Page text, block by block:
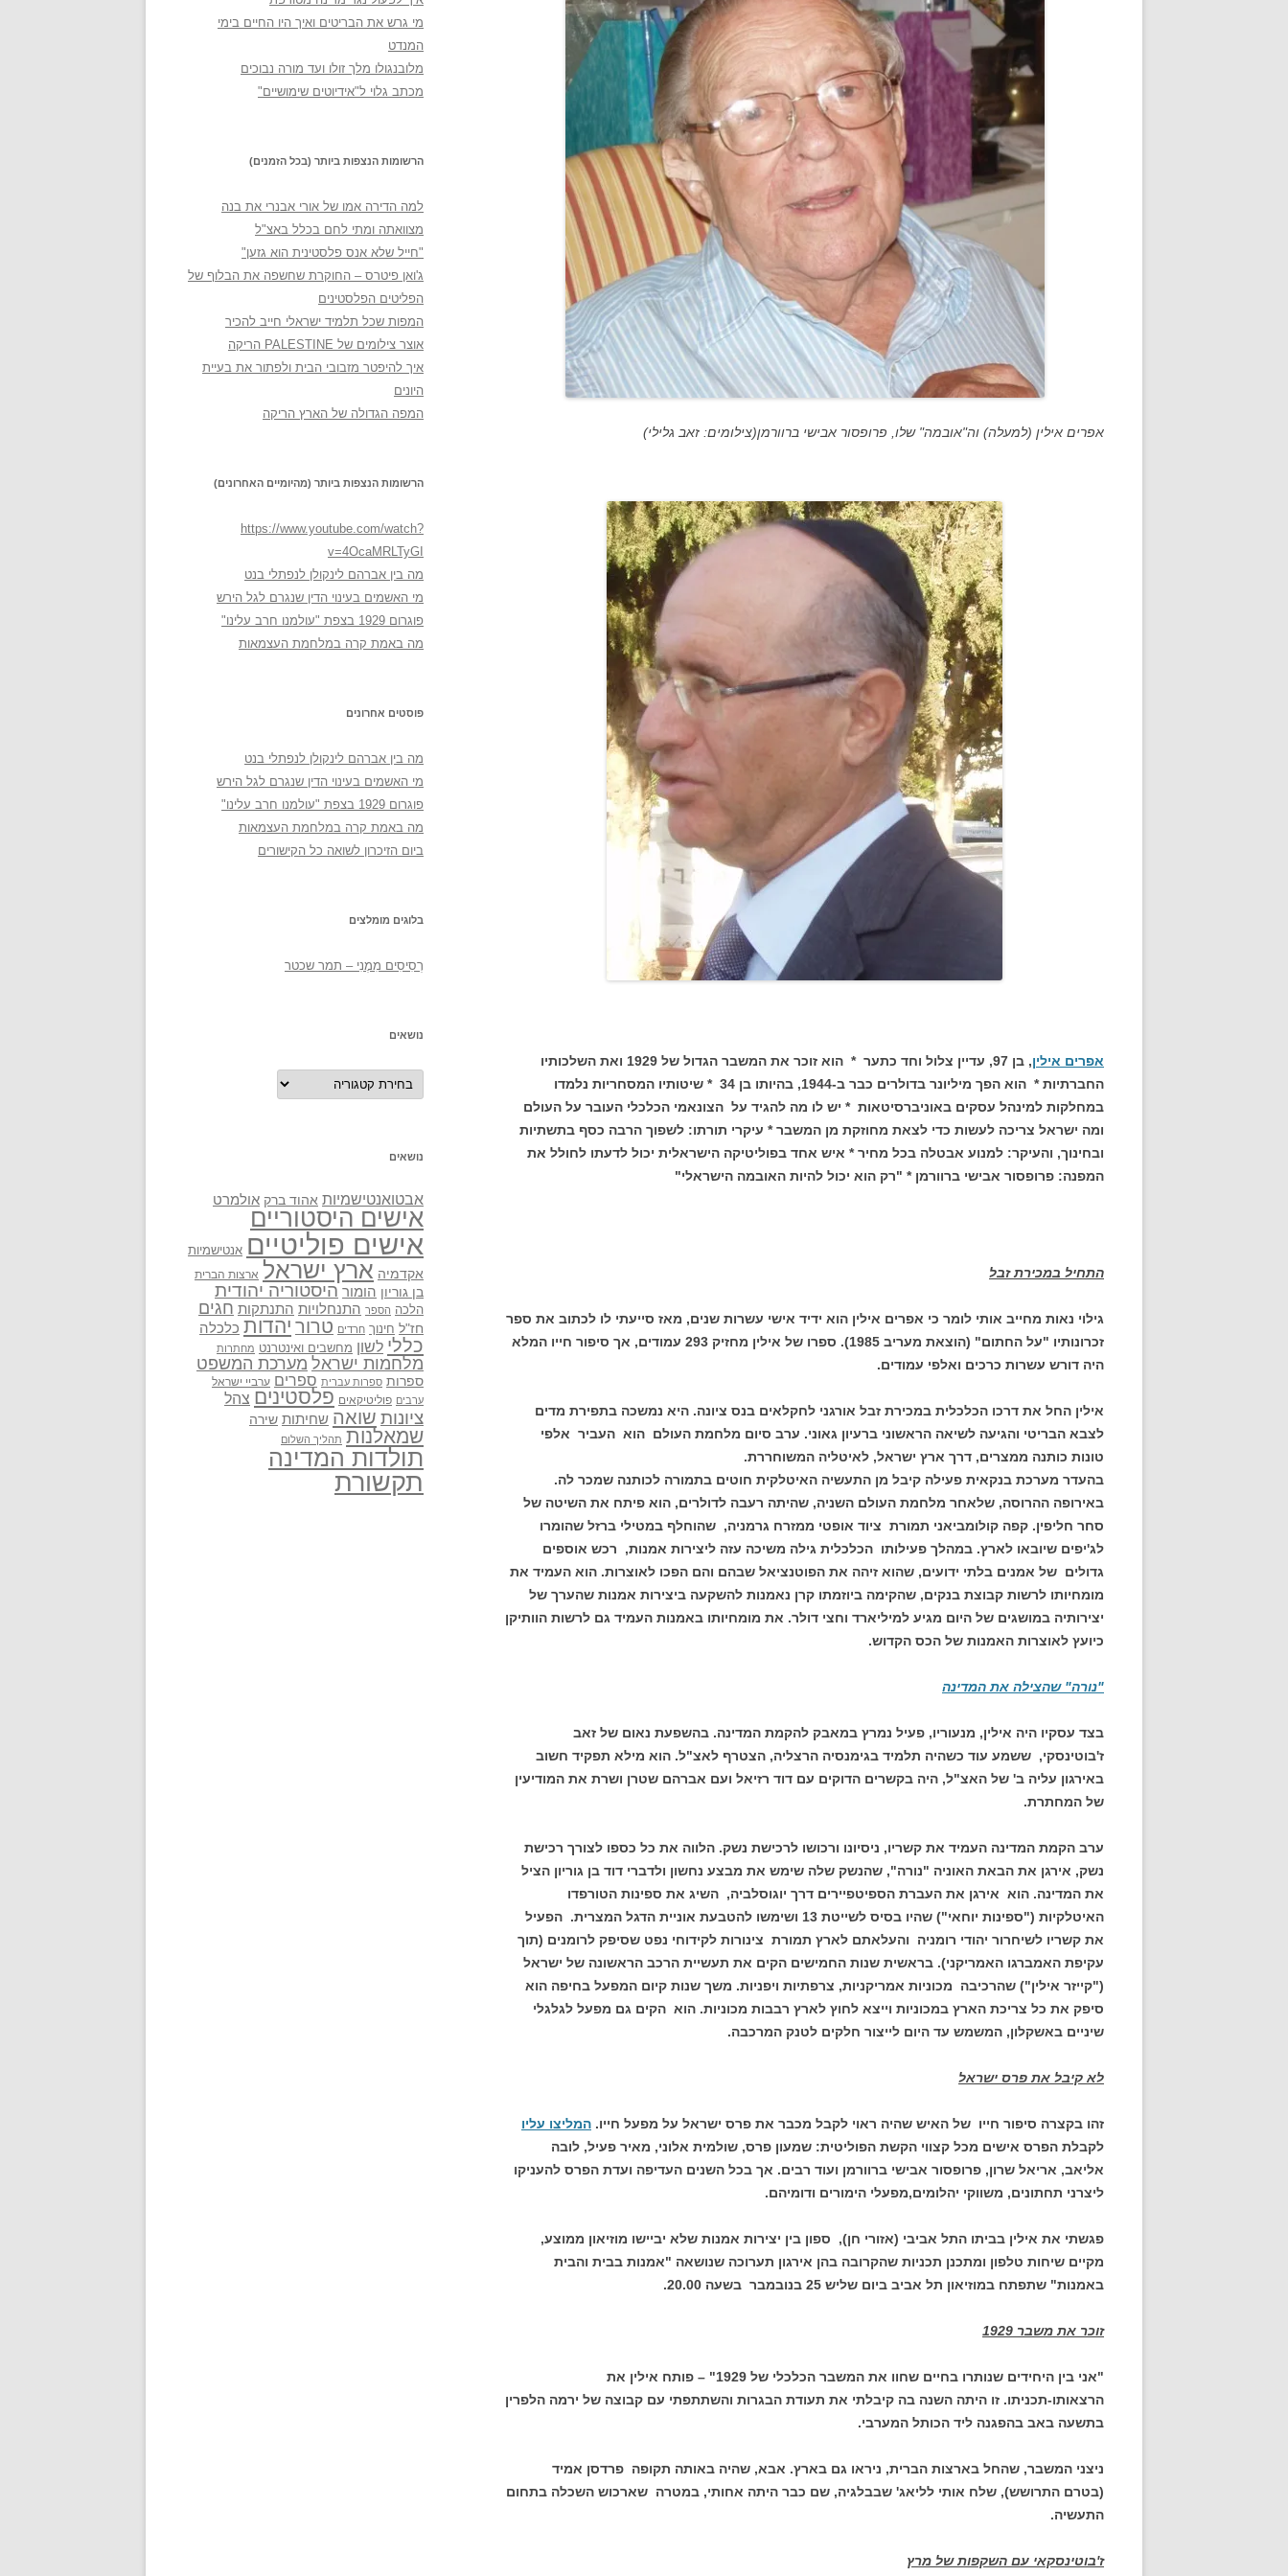
אפרים אילין (למעלה) וה"אובמה" שלו, פרופסור אבישי ברוורמן(צילומים: זאב גלילי)
אפרים אילין
, בן 97, עדיין צלול וחד כתער * הוא זוכר את המשבר הגדול של 1929 ואת השלכותיו
החברתיות * הוא הפך מיליונר בדולרים כבר ב-1944, בהיותו בן 34 * שיטותיו המסחריות נלמדו
במחלקות למינהל עסקים באוניברסיטאות * יש לו מה להגיד על הצונאמי הכלכלי העובר על העולם
ומה ישראל צריכה לעשות כדי לצאת מחוזקת מן המשבר * עיקרי תורתו: לשפוך הרבה כסף בתשתיות
ובחינוך, והעיקר: למנוע אבטלה בכל מחיר * איש אחד בפוליטיקה הישראלית יכול לדעתו לחולל את
המפנה: פרופסור אבישי ברוורמן * "רק הוא יכול להיות האובמה הישראלי"
התחיל במכירת זבל
גילוי נאות מחייב אותי לומר כי אפרים אילין הוא ידיד אישי עשרות שנים, מאז סייעתי לו לכתוב את ספר
זכרונותיו "על החתום" (הוצאת מעריב 1985). ספרו של אילין מחזיק 293 עמודים, אך סיפור חייו המלא
היה דורש עשרות כרכים ואלפי עמודים.
אילין החל את דרכו הכלכלית במכירת זבל אורגני לחקלאים בנס ציונה. היא נמשכה בתפירת מדים
לצבא הבריטי והגיעה לשיאה הראשוני ברעיון גאוני. ערב סיום מלחמת העולם הוא העביר אלפי
טונות כותנה ממצרים, דרך ארץ ישראל, לאיטליה המשוחררת.
בהעדר מערכת בנקאית פעילה קיבל מן התעשיה האיטלקית חוטים בתמורה לכותנה שמכר לה.
באירופה ההרוסה, שלאחר מלחמת העולם השניה, שהיתה רעבה לדולרים, הוא פיתח את השיטה של
סחר חליפין. קפה קולומביאני תמורת ציוד אופטי ממזרח גרמניה, שהוחלף במטילי ברזל שהומרו
לג'יפים שיובאו לארץ. במהלך פעילותו הכלכלית גילה משיכה עזה ליצירות אמנות, רכש אוספים
גדולים של אמנים בלתי ידועים, שהוא זיהה את הפוטנציאל שבהם והם הפכו לאוצרות. הוא העמיד את
מומחיותו לרשות קבוצת בנקים, שהקימה ביוזמתו קרן נאמנות להשקעה ביצירות אמנות שהערך של
יצירותיה במושגים של היום מגיע למיליארד וחצי דולר. את מומחיותו באמנות העמיד גם לרשות הוותיקן
כיועץ לאוצרות האמנות של הכס הקדוש.
"נורה" שהצילה את המדינה
בצד עסקיו היה אילין, מנעוריו, פעיל נמרץ במאבק להקמת המדינה. בהשפעת נאום של זאב
ז'בוטינסקי, ששמע עוד כשהיה תלמיד בגימנסיה הרצליה, הצטרף לאצ"ל. הוא מילא תפקיד חשוב
באירגון עליה ב' של האצ"ל, היה בקשרים הדוקים עם דוד רזיאל ועם אברהם שטרן ושרת את המודיעין
של המחתרת.
ערב הקמת המדינה העמיד את קשריו, ניסיונו ורכושו לרכישת נשק. הלווה את כל כספו לצורך רכישת
נשק, אירגן את הבאת האוניה "נורה", שהנשק שלה שימש את מבצע נחשון ולדברי דוד בן גוריון הציל
את המדינה. הוא אירגן את העברת הספיטפיירים דרך יוגוסלביה, השיג את ספינות הטורפדו
האיטלקיות ("ספינות יוחאי") שהיו בסיס לשייטת 13 ושימשו להטבעת אוניית הדגל המצרית. הפעיל
את קשריו לשיחרור יהודי רומניה והעלאתם לארץ תמורת צינורות לקידוחי נפט שסיפק לרומנים (תוך
עקיפת האמברגו האמריקני). בראשית שנות החמישים הקים את תעשיית הרכב הראשונה של ישראל
("קייזר אילין") שהרכיבה מכוניות אמריקניות, צרפתיות ויפניות. משך שנות קיום המפעל בחיפה הוא
סיפק את כל צריכת הארץ במכוניות וייצא לחוץ לארץ רבבות מכוניות. הוא הקים גם מפעל לגלגלי
שיניים באשקלון, המשמש עד היום לייצור חלקים לטנק המרכבה.
לא קיבל את פרס ישראל
זהו בקצרה סיפור חייו של האיש שהיה ראוי לקבל מכבר את פרס ישראל על מפעל חייו. המליצו עליו
לקבלת הפרס אישים מכל קצווי הקשת הפוליטית: שמעון פרס, שולמית אלוני, מאיר פעיל, לובה
אליאב, אריאל שרון, פרופסור אבישי ברוורמן ועוד רבים. אך בכל השנים העדיפה ועדת הפרס להעניקו
ליצרני תחתונים, משווקי יהלומים,מפעלי הימורים ודומיהם.
פגשתי את אילין בביתו התל אביבי (אזורי חן), ספון בין יצירות אמנות שלא יביישו מוזיאון ממוצע,
מקיים שיחות טלפון ומתכנן תכניות שהקרובה בהן אירגון תערוכה שנושאה "אמנות בבית והבית
באמנות" שתפתח במוזיאון תל אביב ביום שליש 25 בנובמבר בשעה 20.00.
זוכר את משבר 1929
"אני בין היחידים שנותרו בחיים שחוו את המשבר הכלכלי של 1929" – פותח אילין את
הרצאותו-תכניתו. זו היתה השנה בה קיבלתי את תעודת הבגרות והשתתפתי עם קבוצה של ירמה הלפרין
בתשעה באב בהפגנה ליד הכותל המערבי.
ניצני המשבר, שהחל בארצות הברית, ניראו גם בארץ. אבא, שהיה באותה תקופה פרדסן אמיד
(בטרם התרושש), שלח אותי לליאג' שבבלגיה, שם כבר היתה אחותי, במטרה שארכוש השכלה בתחום
התעשיה.
ז'בוטינסקאי עם השקפות של מרץ
מי גרש את הבריטים ואיך היו החיים בימי
המנדט
מלובנגולו מלך זולו ועד מורה נבוכים
מכתב גלוי ל"אידיוטים שימושיים"
הרשומות הנצפות ביותר (בכל הזמנים)
למה הדירה אמו של אורי אבנרי את בנה
מצוואתה ומתי לחם בכלל באצ"ל
"חייל שלא אנס פלסטינית הוא גזען"
ג'ואן פיטרס – החוקרת שחשפה את הבלוף של
הפליטים הפלסטינים
המפות שכל תלמיד ישראלי חייב להכיר
אוצר צילומים של PALESTINE הריקה
איך להיפטר מזבובי הבית ולפתור את בעיית
היונים
המפה הגדולה של הארץ הריקה
הרשומות הנצפות ביותר (מהיומיים האחרונים)
https://www.youtube.com/watch?
v=4OcaMRLTyGI
מה בין אברהם לינקולן לנפתלי בנט
מי האשמים בעינוי הדין שנגרם לגל הירש
פוגרום 1929 בצפת "עולמנו חרב עלינו"
מה באמת קרה במלחמת העצמאות
פוסטים אחרונים
מה בין אברהם לינקולן לנפתלי בנט
מי האשמים בעינוי הדין שנגרם לגל הירש
פוגרום 1929 בצפת "עולמנו חרב עלינו"
מה באמת קרה במלחמת העצמאות
ביום הזיכרון לשואה כל הקישורים
בלוגים מומלצים
רְסִיסִים מִמֶנִי – תמר שכטר
נושאים
נושאים
נושאים
אבטואנטישמיות אהוד ברק אולמרט
אישים היסטוריים
אישים פוליטיים אנטישמיות
אקדמיה ארץ ישראל ארצות הברית
בן גוריון הומור היסטוריה יהודית
הלכה הספר התנחלויות התנתקות חגים
חז"ל חינוך חרדים טרור יהדות כלכלה
כללי לשון מחשבים ואינטרנט מחתרות
מלחמות ישראל מערכת המשפט
ספרות ספרות עברית ספרים ערביי ישראל
ערבים פוליטיקאים פלסטינים צהל
ציונות שואה שחיתות שירה
שמאלנות תהליך השלום
תולדות המדינה
תקשורת